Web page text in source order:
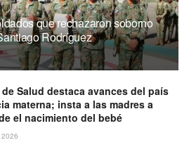
que rechazaron soborno
Rodríguez
Salud destaca avances del país
materna; insta a las madres a
el nacimiento del bebé